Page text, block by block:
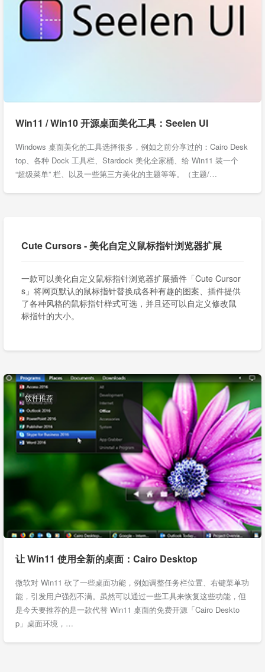
Win11 / Win10 开源桌面美化工具：Seelen UI
Windows 桌面美化的工具选择很多，例如之前分享过的：Cairo Desk
top、各种 Dock 工具栏、Stardock 美化全家桶、给 Win11 装一个
“超级菜单” 栏、以及一些第三方美化的主题等等。（主题/…
Cute Cursors - 美化自定义鼠标指针浏览器扩展
一款可以美化自定义鼠标指针浏览器扩展插件「Cute Cursor
s」将网页默认的鼠标指针替换成各种有趣的图案、插件提供
了各种风格的鼠标指针样式可选，并且还可以自定义修改鼠
标指针的大小。
软件推荐
让 Win11 使用全新的桌面：Cairo Desktop
微软对 Win11 砍了一些桌面功能，例如调整任务栏位置、右键菜单功
能，引发用户强烈不满。虽然可以通过一些工具来恢复这些功能，但
是今天要推荐的是一款代替 Win11 桌面的免费开源「Cairo Deskto
p」桌面环境，…